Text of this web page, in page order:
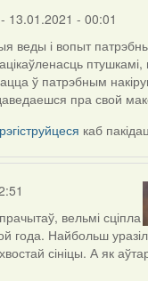
- 13.01.2021 - 00:01
веды і вопыт
ў патрэбным
пра свой
каб
вельмі сціпла
года. Найбольш
сініцы. А як